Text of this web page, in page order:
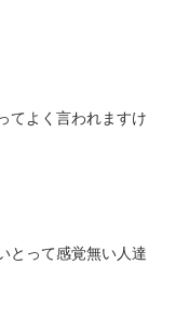
てよく言われますけ
とって感覚無い人達